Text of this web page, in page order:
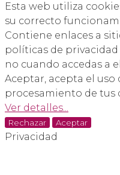
Esta web utiliza
su correcto
Contiene enlaces a
políticas de
no cuando accedas a
Aceptar, acepta el uso
procesamiento de tus
Ver detalles...
Rechazar Aceptar
Privacidad